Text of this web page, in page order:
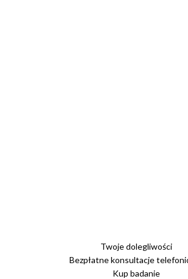
Twoje dolegliwości
Bezpłatne konsultacje
Kup badanie